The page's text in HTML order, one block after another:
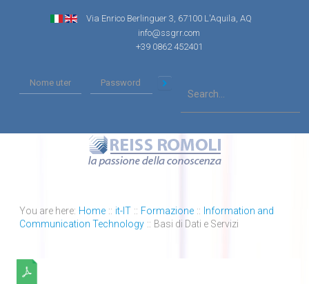
Via Enrico Berlinguer 3, 67100 L'Aquila, AQ
info@ssgrr.com
+39 0862 452401
You are here: Home :: it-IT :: Formazione :: Information and
Communication Technology :: Basi di Dati e Servizi